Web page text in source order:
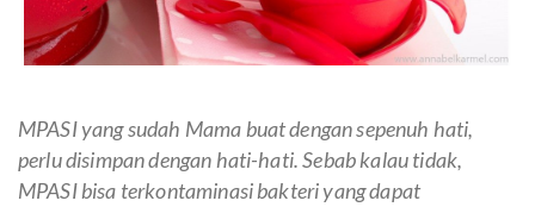
MPASI yang sudah Mama buat dengan sepenuh hati,
perlu disimpan dengan hati-hati. Sebab kalau tidak,
MPASI bisa terkontaminasi bakteri yang dapat